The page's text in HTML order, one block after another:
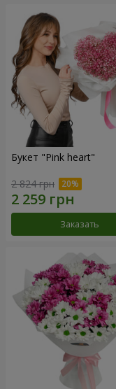
Букет "Pink heart"
2 824 грн
Заказать